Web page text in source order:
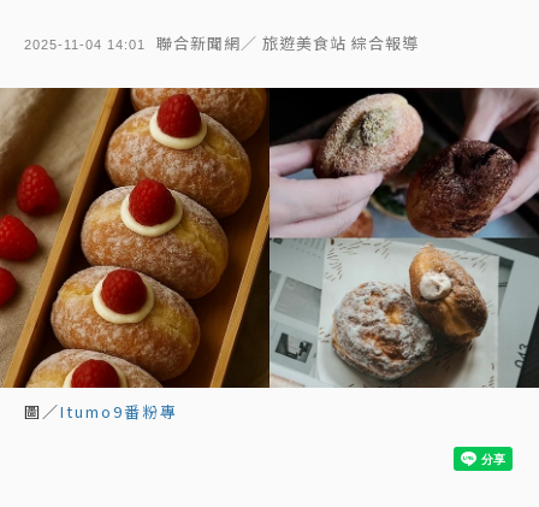
2025-11-04 14:01 聯合新聞網／ 旅遊美食站 綜合報導
圖／Itumo9番粉專